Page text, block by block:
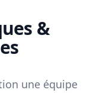
&
une équipe